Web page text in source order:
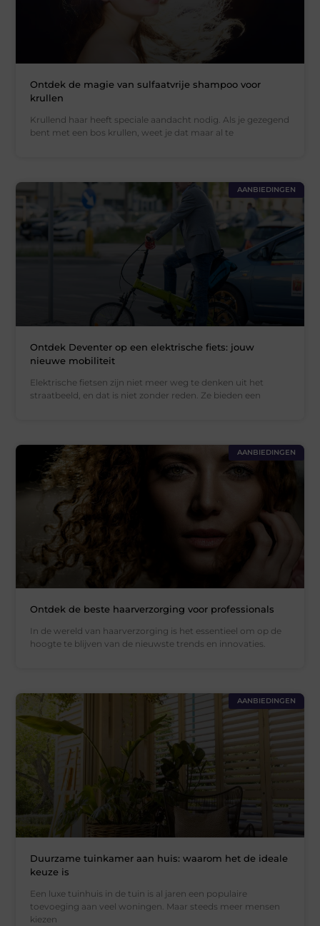
Ontdek de magie van sulfaatvrije shampoo voor
krullen
Krullend haar heeft speciale aandacht nodig. Als je gezegend
bent met een bos krullen, weet je dat maar al te
AANBIEDINGEN
Ontdek Deventer op een elektrische fiets: jouw
nieuwe mobiliteit
Elektrische fietsen zijn niet meer weg te denken uit het
straatbeeld, en dat is niet zonder reden. Ze bieden een
AANBIEDINGEN
Ontdek de beste haarverzorging voor professionals
In de wereld van haarverzorging is het essentieel om op de
hoogte te blijven van de nieuwste trends en innovaties.
AANBIEDINGEN
Duurzame tuinkamer aan huis: waarom het de ideale
keuze is
Een luxe tuinhuis in de tuin is al jaren een populaire
toevoeging aan veel woningen. Maar steeds meer mensen
kiezen